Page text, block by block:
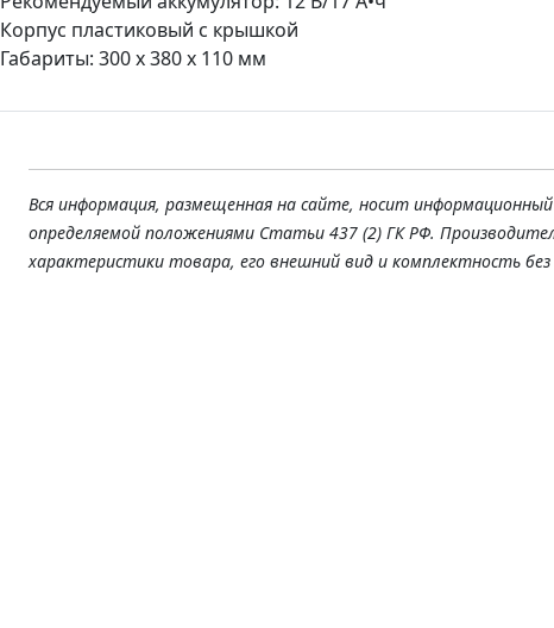
Корпус пластиковый с крышкой
Габариты: 300 х 380 х 110 мм
Вся информация, размещенная на сайте, носит
определяемой положениями Статьи 437 (2) ГК РФ.
характеристики товара, его внешний вид и комплектность